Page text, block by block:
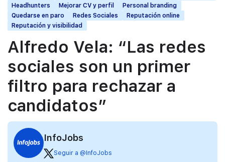
Headhunters
Mejorar CV y perfil
Personal branding
Quedarse en paro
Redes Sociales
Reputación online
Reputación y visibilidad
Alfredo Vela: “Las redes
sociales son un primer
filtro para rechazar a
candidatos”
InfoJobs
Seguir a @InfoJobs